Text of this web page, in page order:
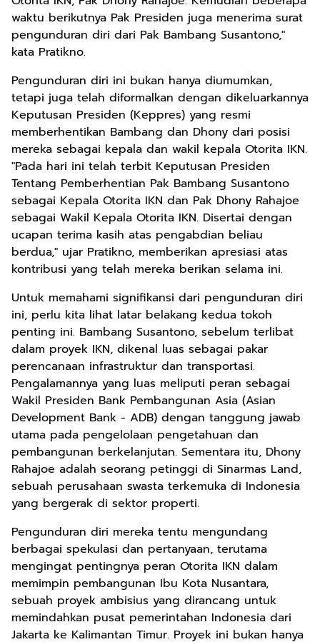
waktu berikutnya Pak Presiden juga menerima surat
pengunduran diri dari Pak Bambang Susantono,"
kata Pratikno.
Pengunduran diri ini bukan hanya diumumkan,
tetapi juga telah diformalkan dengan dikeluarkannya
Keputusan Presiden (Keppres) yang resmi
memberhentikan Bambang dan Dhony dari posisi
mereka sebagai kepala dan wakil kepala Otorita IKN.
"Pada hari ini telah terbit Keputusan Presiden
Tentang Pemberhentian Pak Bambang Susantono
sebagai Kepala Otorita IKN dan Pak Dhony Rahajoe
sebagai Wakil Kepala Otorita IKN. Disertai dengan
ucapan terima kasih atas pengabdian beliau
berdua," ujar Pratikno, memberikan apresiasi atas
kontribusi yang telah mereka berikan selama ini.
Untuk memahami signifikansi dari pengunduran diri
ini, perlu kita lihat latar belakang kedua tokoh
penting ini. Bambang Susantono, sebelum terlibat
dalam proyek IKN, dikenal luas sebagai pakar
perencanaan infrastruktur dan transportasi.
Pengalamannya yang luas meliputi peran sebagai
Wakil Presiden Bank Pembangunan Asia (Asian
Development Bank - ADB) dengan tanggung jawab
utama pada pengelolaan pengetahuan dan
pembangunan berkelanjutan. Sementara itu, Dhony
Rahajoe adalah seorang petinggi di Sinarmas Land,
sebuah perusahaan swasta terkemuka di Indonesia
yang bergerak di sektor properti.
Pengunduran diri mereka tentu mengundang
berbagai spekulasi dan pertanyaan, terutama
mengingat pentingnya peran Otorita IKN dalam
memimpin pembangunan Ibu Kota Nusantara,
sebuah proyek ambisius yang dirancang untuk
memindahkan pusat pemerintahan Indonesia dari
Jakarta ke Kalimantan Timur. Proyek ini bukan hanya